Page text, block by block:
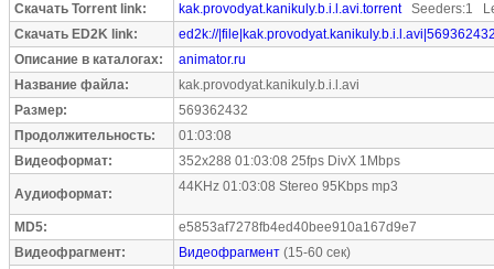
Скачать Torrent link:
kak.provodyat.kanikuly.b.i.l.avi.torrentSeeders:1
Скачать ED2K link:
ed2k://
Описание в каталогах:
animator.ru
Название файла:
kak.provodyat.kanikuly.b.i.l.avi
Размер:
569362432
Продолжительность:
01:03:08
Видеоформат:
352x288 01:03:08 25fps DivX 1Mbps
Аудиоформат: 44KHz 01:03:08 Stereo 95Kbps mp3
MD5:
e5853af7278fb4ed40bee910a167d9e7
Видеофрагмент:
Видеофрагмент (15-60 сек)